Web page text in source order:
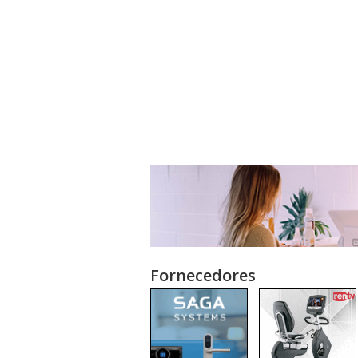
Fornecedores